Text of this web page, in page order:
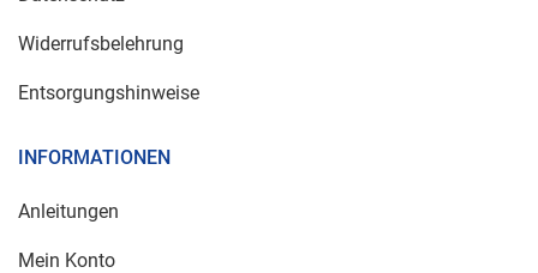
Widerrufsbelehrung
Entsorgungshinweise
INFORMATIONEN
Anleitungen
Mein Konto